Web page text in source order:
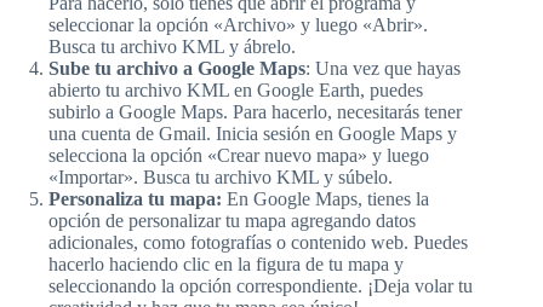
seleccionar la opción «Archivo» y luego «Abrir».
Busca tu archivo KML y ábrelo.
Sube tu archivo a Google Maps: Una vez que hayas
abierto tu archivo KML en Google Earth, puedes
subirlo a Google Maps. Para hacerlo, necesitarás tener
una cuenta de Gmail. Inicia sesión en Google Maps y
selecciona la opción «Crear nuevo mapa» y luego
«Importar». Busca tu archivo KML y súbelo.
Personaliza tu mapa: En Google Maps, tienes la
opción de personalizar tu mapa agregando datos
adicionales, como fotografías o contenido web. Puedes
hacerlo haciendo clic en la figura de tu mapa y
seleccionando la opción correspondiente. ¡Deja volar tu